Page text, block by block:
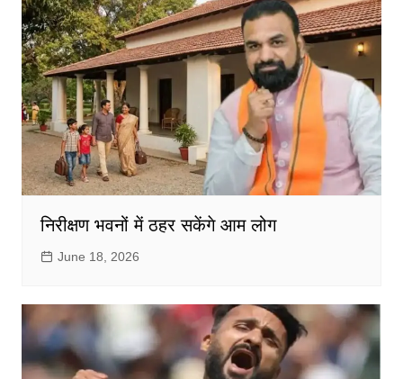
निरीक्षण भवनों में ठहर सकेंगे आम लोग
June 18, 2026